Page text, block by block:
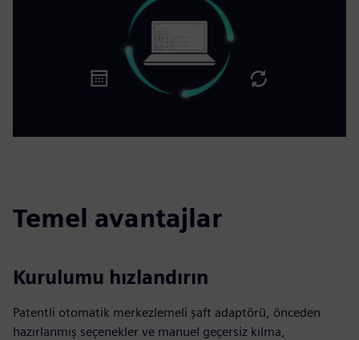
Temel avantajlar
Kurulumu hızlandırın
Patentli otomatik merkezlemeli şaft adaptörü, önceden
hazırlanmış seçenekler ve manuel geçersiz kılma,